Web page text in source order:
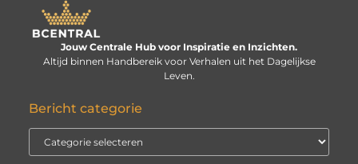
Jouw Centrale Hub voor Inspiratie en Inzichten.
Altijd binnen Handbereik voor Verhalen uit het Dagelijkse
Leven.
Bericht categorie